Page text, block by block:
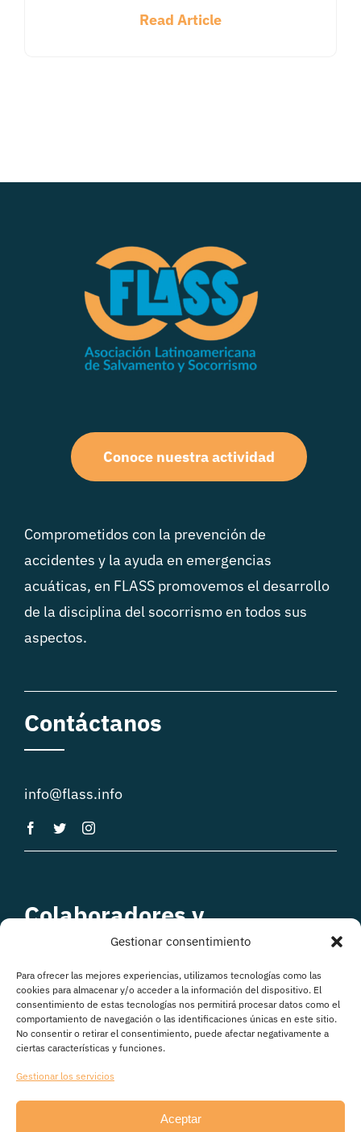
Gestionar consentimiento
Para ofrecer las mejores experiencias, utilizamos tecnologías como las
cookies para almacenar y/o acceder a la información del dispositivo. El
consentimiento de estas tecnologías nos permitirá procesar datos como el
comportamiento de navegación o las identificaciones únicas en este sitio.
No consentir o retirar el consentimiento, puede afectar negativamente a
ciertas características y funciones.
Gestionar los servicios
Aceptar
Read Article
Conoce nuestra actividad
Comprometidos con la prevención de
accidentes y la ayuda en emergencias
acuáticas, en FLASS promovemos el desarrollo
de la disciplina del socorrismo en todos sus
aspectos.
Contáctanos
info@flass.info
Colaboradores y
patrocinadores